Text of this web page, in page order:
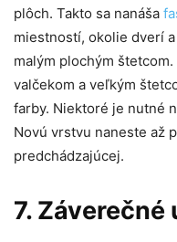
plôch. Takto sa nanáša
miestností, okolie dverí
malým plochým
valčekom a veľkým
farby. Niektoré je nutné
Novú vrstvu naneste až
predchádzajúcej.
7.